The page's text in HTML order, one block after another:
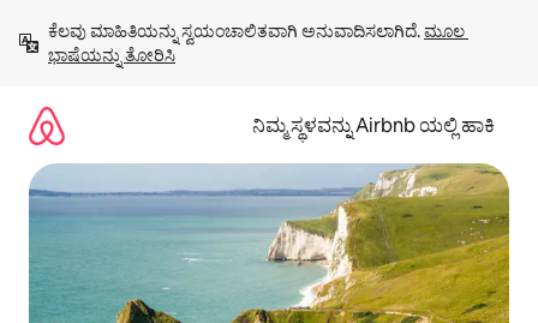
ಹೋಗಿ
ಕೆಲವು ಮಾಹಿತಿಯನ್ನು ಸ್ವಯಂಚಾಲಿತವಾಗಿ ಅನುವಾದಿಸಲಾಗಿದೆ. ಮೂಲ
ಭಾಷೆಯನ್ನು ತೋರಿಸಿ
ನಿಮ್ಮ ಸ್ಥಳವನ್ನು Airbnb ಯಲ್ಲಿ ಹಾಕಿ